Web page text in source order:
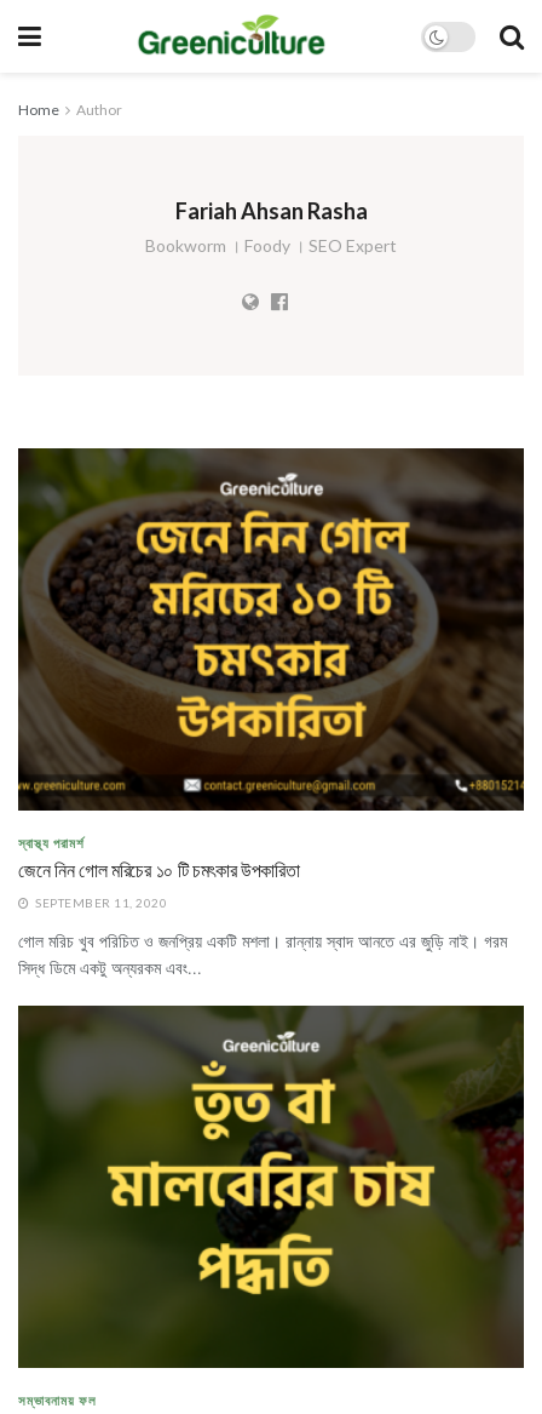
Home Author
Fariah Ahsan Rasha
Bookworm । Foody । SEO Expert
স্বাস্থ্য পরামর্শ
জেনে নিন গোল মরিচের ১০ টি চমৎকার উপকারিতা
SEPTEMBER 11, 2020
গোল মরিচ খুব পরিচিত ও জনপ্রিয় একটি মশলা। রান্নায় স্বাদ আনতে এর জুড়ি নাই। গরম
সিদ্ধ ডিমে একটু অন্যরকম এবং...
সম্ভাবনাময় ফল